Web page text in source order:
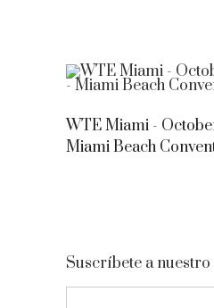
WTE Miami -
Miami Beach
Suscríbete a